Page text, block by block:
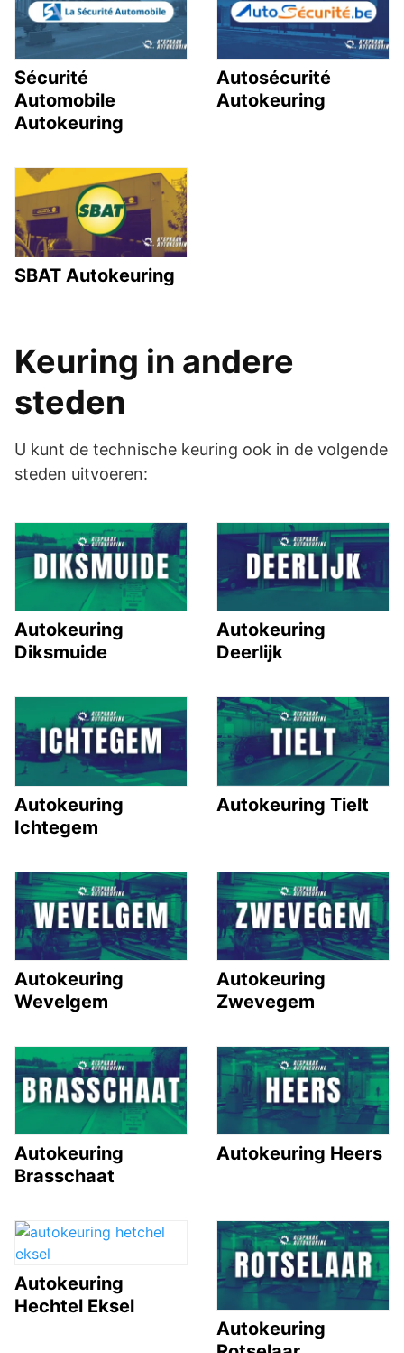
Sécurité
Automobile
Autokeuring
Autosécurité
Autokeuring
SBAT Autokeuring
Keuring in andere
steden
U kunt de technische keuring ook in de volgende
steden uitvoeren:
Autokeuring
Diksmuide
Autokeuring
Deerlijk
Autokeuring
Ichtegem
Autokeuring Tielt
Autokeuring
Wevelgem
Autokeuring
Zwevegem
Autokeuring
Brasschaat
Autokeuring Heers
Autokeuring
Hechtel Eksel
Autokeuring